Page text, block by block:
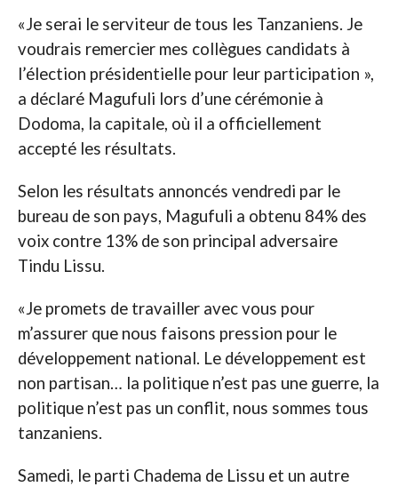
«Je serai le serviteur de tous les Tanzaniens. Je
voudrais remercier mes collègues candidats à
l’élection présidentielle pour leur participation »,
a déclaré Magufuli lors d’une cérémonie à
Dodoma, la capitale, où il a officiellement
accepté les résultats.
Selon les résultats annoncés vendredi par le
bureau de son pays, Magufuli a obtenu 84% des
voix contre 13% de son principal adversaire
Tindu Lissu.
«Je promets de travailler avec vous pour
m’assurer que nous faisons pression pour le
développement national. Le développement est
non partisan… la politique n’est pas une guerre, la
politique n’est pas un conflit, nous sommes tous
tanzaniens.
Samedi, le parti Chadema de Lissu et un autre